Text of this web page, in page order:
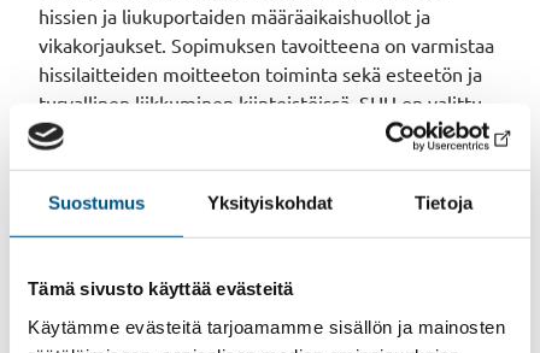
Suostumus Yksityiskohdat Tietoja
Tämä sivusto käyttää evästeitä
Käytämme evästeitä tarjoamamme sisällön ja mainosten
hissien ja liukuportaiden määräaikaishuollot ja
vikakorjaukset. Sopimuksen tavoitteena on varmistaa
hissilaitteiden moitteeton toiminta sekä esteetön ja
turvallinen liikkuminen kiinteistöissä. SHU on valittu
myös suurempien korjausten ja asennusten yhdeksi
Espoon Kaupungin ja Suomen Hissiurakoinnin
allekirjoittama sopimus astuu voimaan 27.7.2020.